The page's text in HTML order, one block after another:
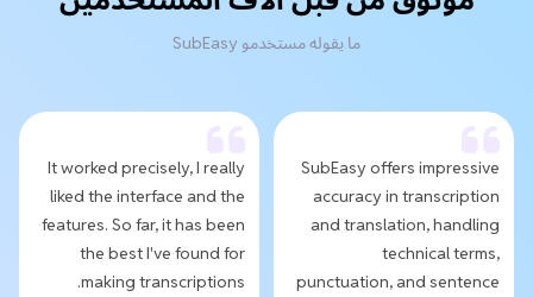
ما يقوله مستخدمو SubEasy
SubEasy offers impressive
accuracy in transcription
and translation, handling
technical terms,
punctuation, and sentence
It worked precisely, I really
liked the interface and the
features. So far, it has been
the best I've found for
making transcriptions.